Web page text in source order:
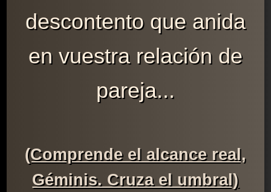
descontento que anida
en vuestra relación de
pareja...
(Comprende el alcance real,
Géminis. Cruza el umbral)